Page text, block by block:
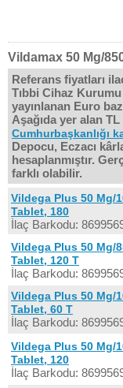
Vildamax 50 Mg/
Referans fiyatları
Tıbbi Cihaz
yayınlanan Euro
Aşağıda yer alan
Cumhurbaşkanlığı
Depocu, Eczacı
hesaplanmıştır.
farklı olabilir.
Vildega Plus 50 Mg/
Tablet, 180
İlaç Barkodu:
Vildega Plus 50 Mg/
Tablet, 120 T
İlaç Barkodu:
Vildega Plus 50 Mg/
Tablet, 60 T
İlaç Barkodu:
Vildega Plus 50 Mg/
Tablet, 120
İlaç Barkodu: